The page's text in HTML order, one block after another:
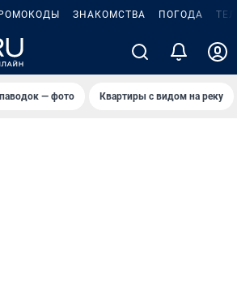
ЗНАКОМСТВА ПОГОДА
паводок — фото Квартиры с видом на реку